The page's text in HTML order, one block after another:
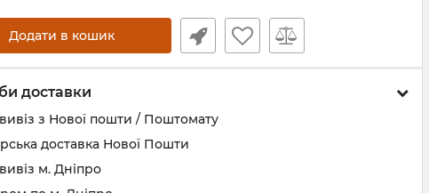
Додати в кошик
доставки
з Нової пошти / Поштомату
доставка Нової Пошти
м. Дніпро